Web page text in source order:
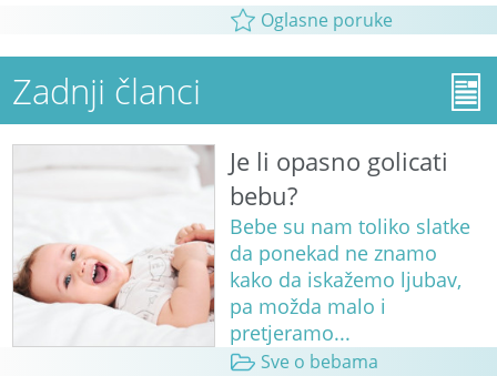
Oglasne poruke
Zadnji članci
Je li opasno golicati
bebu?
Bebe su nam toliko slatke
da ponekad ne znamo
kako da iskažemo ljubav,
pa možda malo i
pretjeramo...
Sve o bebama